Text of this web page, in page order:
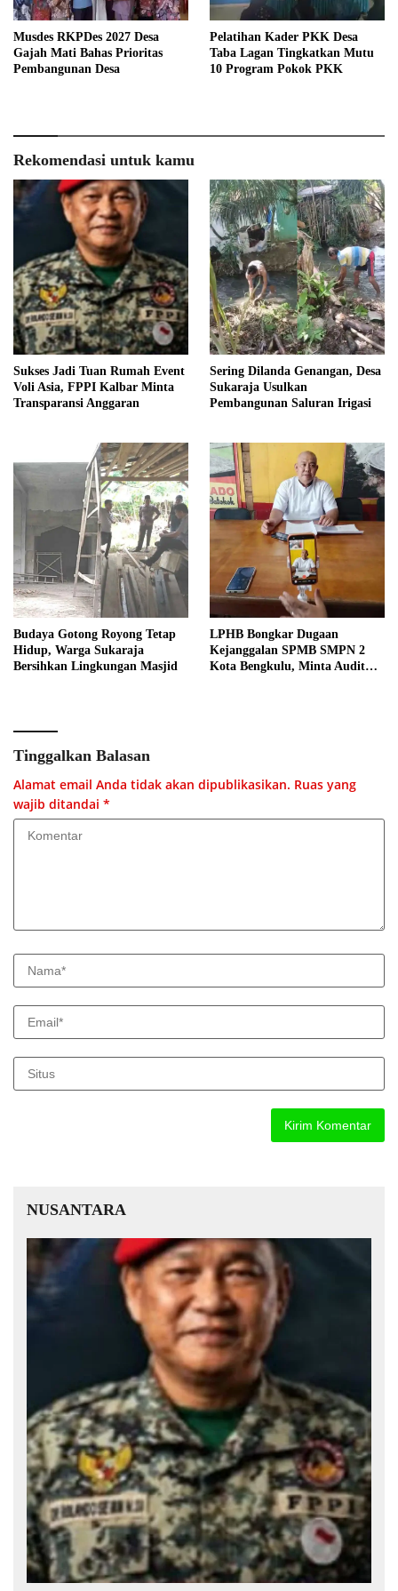
Musdes RKPDes 2027 Desa
Gajah Mati Bahas Prioritas
Pembangunan Desa
Pelatihan Kader PKK Desa
Taba Lagan Tingkatkan Mutu
10 Program Pokok PKK
Rekomendasi untuk kamu
Sukses Jadi Tuan Rumah Event
Voli Asia, FPPI Kalbar Minta
Transparansi Anggaran
Sering Dilanda Genangan, Desa
Sukaraja Usulkan
Pembangunan Saluran Irigasi
Budaya Gotong Royong Tetap
Hidup, Warga Sukaraja
Bersihkan Lingkungan Masjid
LPHB Bongkar Dugaan
Kejanggalan SPMB SMPN 2
Kota Bengkulu, Minta Audit
Tinggalkan Balasan
Alamat email Anda tidak akan dipublikasikan. Ruas yang
wajib ditandai *
NUSANTARA